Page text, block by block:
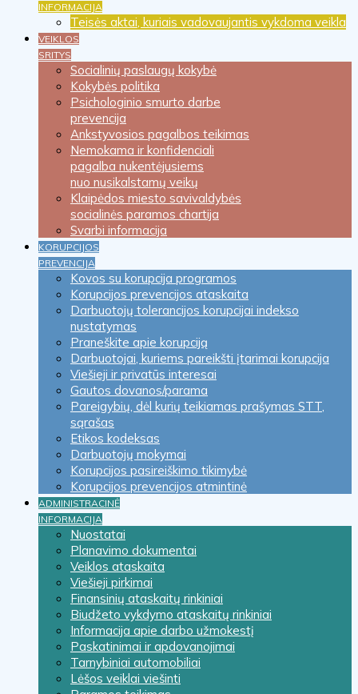
INFORMACIJA
Teisės aktai, kuriais vadovaujantis vykdoma veikla
VEIKLOS
SRITYS
Socialinių paslaugų kokybė
Kokybės politika
Psichologinio smurto darbe
prevencija
Ankstyvosios pagalbos teikimas
Nemokama ir konfidenciali
pagalba nukentėjusiems
nuo nusikalstamų veikų
Klaipėdos miesto savivaldybės
socialinės paramos chartija
Svarbi informacija
KORUPCIJOS
PREVENCIJA
Kovos su korupcija programos
Korupcijos prevencijos ataskaita
Darbuotojų tolerancijos korupcijai indekso
nustatymas
Praneškite apie korupciją
Darbuotojai, kuriems pareikšti įtarimai korupcija
Viešieji ir privatūs interesai
Gautos dovanos/parama
Pareigybių, dėl kurių teikiamas prašymas STT,
sąrašas
Etikos kodeksas
Darbuotojų mokymai
Korupcijos pasireiškimo tikimybė
Korupcijos prevencijos atmintinė
ADMINISTRACINĖ
INFORMACIJA
Nuostatai
Planavimo dokumentai
Veiklos ataskaita
Viešieji pirkimai
Finansinių ataskaitų rinkiniai
Biudžeto vykdymo ataskaitų rinkiniai
Informacija apie darbo užmokestį
Paskatinimai ir apdovanojimai
Tarnybiniai automobiliai
Lėšos veiklai viešinti